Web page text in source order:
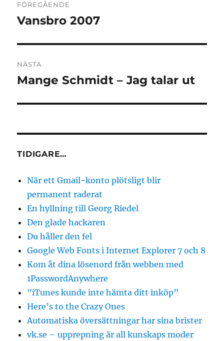
FÖREGÅENDE
Föregående
Vansbro 2007
NÄSTA
Nästa
Mange Schmidt – Jag talar ut
TIDIGARE…
När ett Gmail-konto plötsligt blir
permanent raderat
En hyllning till Georg Riedel
Den glade hackaren
Du håller den fel
Google Web Fonts i Internet Explorer 7 och 8
Kom åt dina lösenord från webben med
1PasswordAnywhere
”iTunes kunde inte hämta ditt inköp”
Here’s to the Crazy Ones
Automatiska översättningar har sina brister
vk.se – upprepning är all kunskaps moder